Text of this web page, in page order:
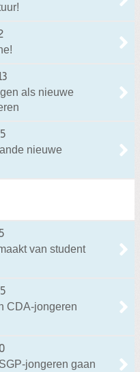
als nieuwe
nieuwe
van student
CDA-jongeren
jongeren gaan